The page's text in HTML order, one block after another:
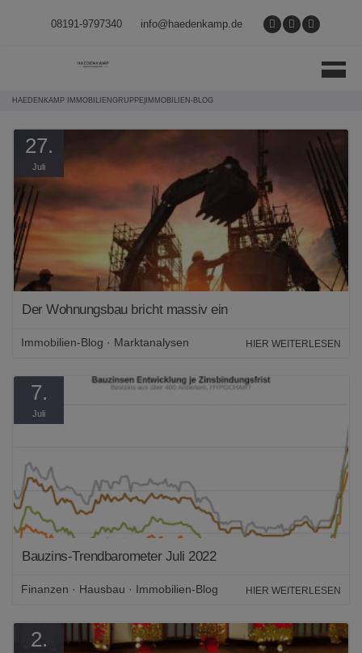
08191-9797340
info@haedenkamp.de
HAEDENKAMP IMMOBILIENGRUPPE IMMOBILIEN-BLOG
27.
Juli
Der Wohnungsbau bricht massiv ein
Immobilien-Blog · Marktanalysen HIER WEITERLESEN
7.
Juli
Bauzins-Trendbarometer Juli 2022
Finanzen · Hausbau · Immobilien-Blog Marktanalysen
HIER WEITERLESEN
2.